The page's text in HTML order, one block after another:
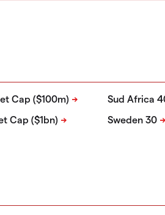
Cap ($100m)
Cap ($1bn)
Sud Africa
Sweden 30